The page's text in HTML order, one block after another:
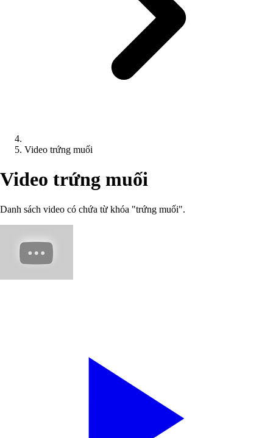
Video trứng muối
Video trứng muối
Danh sách video có chứa từ khóa "trứng muối".